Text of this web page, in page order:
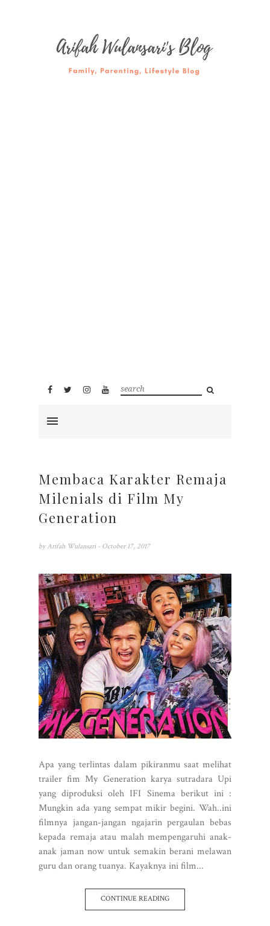
Membaca Karakter Remaja
Milenials di Film My
Generation
by Arifah Wulansari - October 17, 2017
Apa yang terlintas dalam pikiranmu saat melihat
trailer fim My Generation karya sutradara Upi
yang diproduksi oleh IFI Sinema berikut ini :
Mungkin ada yang sempat mikir begini. Wah..ini
filmnya jangan-jangan ngajarin pergaulan bebas
kepada remaja atau malah mempengaruhi anak-
anak jaman now untuk semakin berani melawan
guru dan orang tuanya. Kayaknya ini film...
CONTINUE READING